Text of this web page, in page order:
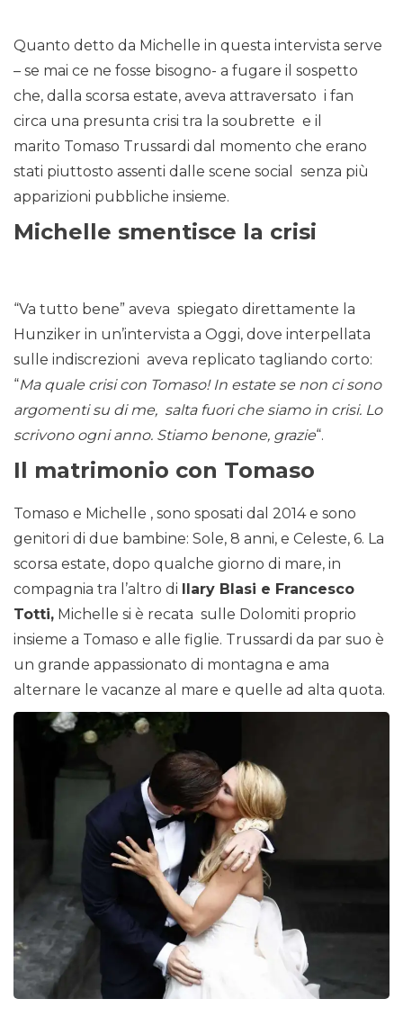
Quanto detto da Michelle in questa intervista serve
– se mai ce ne fosse bisogno- a fugare il sospetto
che, dalla scorsa estate, aveva attraversato i fan
circa una presunta crisi tra la soubrette e il
marito Tomaso Trussardi dal momento che erano
stati piuttosto assenti dalle scene social senza più
apparizioni pubbliche insieme.
Michelle smentisce la crisi
“Va tutto bene” aveva spiegato direttamente la
Hunziker in un’intervista a Oggi, dove interpellata
sulle indiscrezioni aveva replicato tagliando corto:
“Ma quale crisi con Tomaso! In estate se non ci sono
argomenti su di me, salta fuori che siamo in crisi. Lo
scrivono ogni anno. Stiamo benone, grazie“.
Il matrimonio con Tomaso
Tomaso e Michelle , sono sposati dal 2014 e sono
genitori di due bambine: Sole, 8 anni, e Celeste, 6. La
scorsa estate, dopo qualche giorno di mare, in
compagnia tra l’altro di Ilary Blasi e Francesco
Totti, Michelle si è recata sulle Dolomiti proprio
insieme a Tomaso e alle figlie. Trussardi da par suo è
un grande appassionato di montagna e ama
alternare le vacanze al mare e quelle ad alta quota.